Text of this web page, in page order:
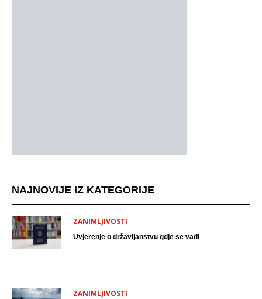
NAJNOVIJE IZ KATEGORIJE
ZANIMLJIVOSTI
Uvjerenje o državljanstvu gdje se vadi
ZANIMLJIVOSTI